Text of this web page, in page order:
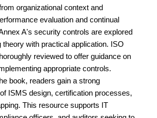
organizational context and
evaluation and continual
A's security controls are explored
theory with practical application. ISO
reviewed to offer guidance on
appropriate controls.
book, readers gain a strong
ISMS design, certification processes,
This resource supports IT